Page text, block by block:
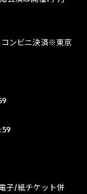
ンビニ決済※東京
子/紙チケット併